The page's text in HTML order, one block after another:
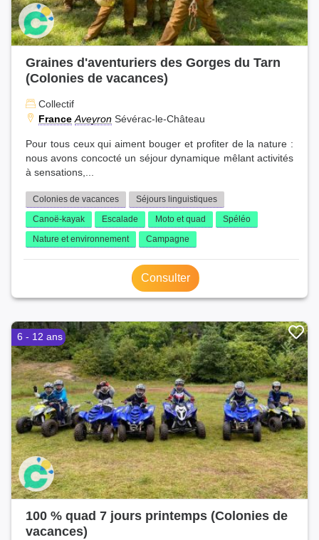
Graines d'aventuriers des Gorges du Tarn
(Colonies de vacances)
Collectif
France Aveyron Sévérac-le-Château
Pour tous ceux qui aiment bouger et profiter de la nature :
nous avons concocté un séjour dynamique mêlant activités
à sensations,...
Colonies de vacances
Séjours linguistiques
Canoë-kayak
Escalade Moto et quad
Spéléo
Nature et environnement
Campagne
Consulter
6 - 12 ans
100 % quad 7 jours printemps (Colonies de
vacances)